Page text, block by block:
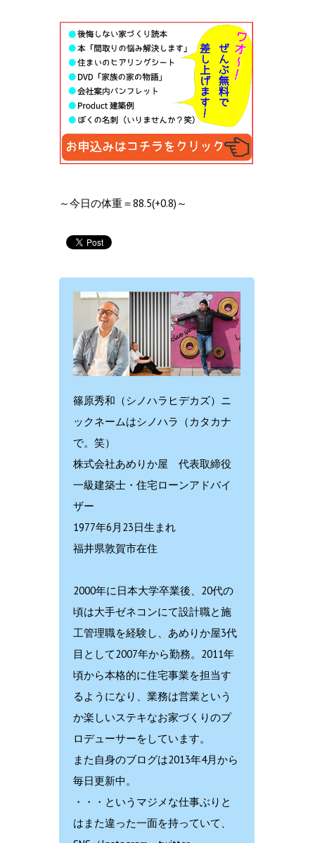
～今日の体重＝88.5(+0.8)～
篠原秀和（シノハラヒデカズ）ニ
ックネームはシノハラ（カタカナ
で。笑）
株式会社あめりか屋 代表取締役
一級建築士・住宅ローンアドバイ
ザー
1977年6月23日生まれ
福井県敦賀市在住
2000年に日本大学卒業後、20代の
頃は大手ゼネコンにて設計職と施
工管理職を経験し、あめりか屋3代
目として2007年から勤務。2011年
頃から本格的に住宅事業を担当す
るようになり、業務は営業という
か楽しいステキなお家づくりのプ
ロデューサーをしています。
また自身のブログは2013年4月から
毎日更新中。
・・・というマジメな仕事ぶりと
はまた違った一面を持っていて、